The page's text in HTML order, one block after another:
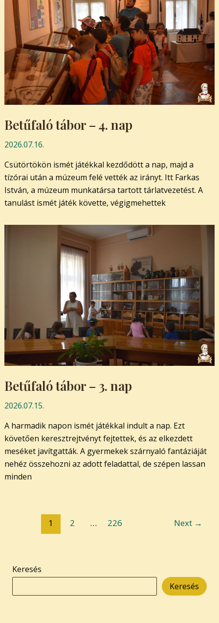
Betűfaló tábor – 4. nap
2026.07.16.
Csütörtökön ismét játékkal kezdődött a nap, majd a
tízórai után a múzeum felé vették az irányt. Itt Farkas
István, a múzeum munkatársa tartott tárlatvezetést. A
tanulást ismét játék követte, végigmehettek
Betűfaló tábor – 3. nap
2026.07.15.
A harmadik napon ismét játékkal indult a nap. Ezt
követően keresztrejtvényt fejtettek, és az elkezdett
meséket javítgatták. A gyermekek szárnyaló fantáziáját
nehéz összehozni az adott feladattal, de szépen lassan
minden
1 2 … 226 Next →
Keresés
Keresés